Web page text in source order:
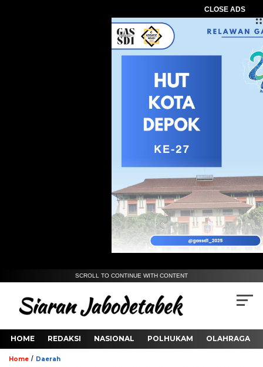
CLOSE ADS
SCROLL TO CONTINUE WITH CONTENT
HOME REDAKSI NASIONAL POLHUKAM OLAHRAGA
Home / Daerah